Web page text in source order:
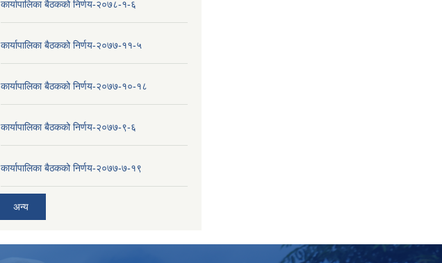
कार्यापालिका बैठकको निर्णय-२०७८-१-६
कार्यापालिका बैठकको निर्णय-२०७७-११-५
कार्यापालिका बैठकको निर्णय-२०७७-१०-१८
कार्यापालिका बैठकको निर्णय-२०७७-९-६
कार्यापालिका बैठकको निर्णय-२०७७-७-१९
अन्य